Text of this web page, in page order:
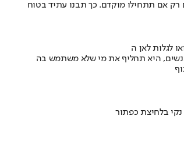
רק אם תתחילו מוקדם. כך תבנו עתיד בטוח
בלחיצת כפתור